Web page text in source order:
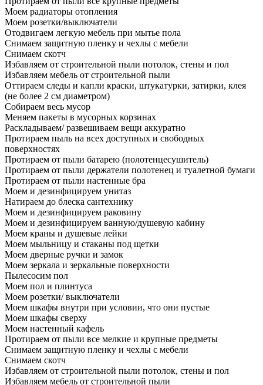
Моем радиаторы отопления
Моем розетки/выключатели
Отодвигаем легкую мебель при мытье пола
Снимаем защитную пленку и чехлы с мебели
Снимаем скотч
Избавляем от строительной пыли потолок, стены и пол
Избавляем мебель от строительной пыли
Оттираем следы и капли краски, штукатурки, затирки, клея
(не более 2 см диаметром)
Собираем весь мусор
Меняем пакеты в мусорных корзинах
Раскладываем/ развешиваем вещи аккуратно
Протираем пыль на всех доступных и свободных
поверхностях
Протираем от пыли батарею (полотенцесушитель)
Протираем от пыли держатели полотенец и туалетной бумаги
Протираем от пыли настенные бра
Моем и дезинфицируем унитаз
Натираем до блеска сантехнику
Моем и дезинфицируем раковину
Моем и дезинфицируем ванную/душевую кабину
Моем краны и душевые лейки
Моем мыльницу и стаканы под щетки
Моем дверные ручки и замок
Моем зеркала и зеркальные поверхности
Пылесосим пол
Моем пол и плинтуса
Моем розетки/ выключатели
Моем шкафы внутри при условии, что они пустые
Моем шкафы сверху
Моем настенный кафель
Протираем от пыли все мелкие и крупные предметы
Снимаем защитную пленку и чехлы с мебели
Снимаем скотч
Избавляем от строительной пыли потолок, стены и пол
Избавляем мебель от строительной пыли